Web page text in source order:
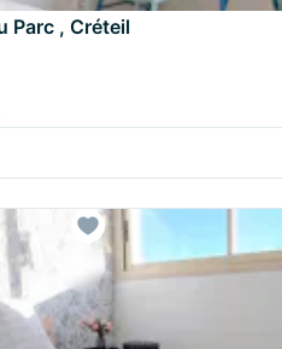
Parc , Créteil